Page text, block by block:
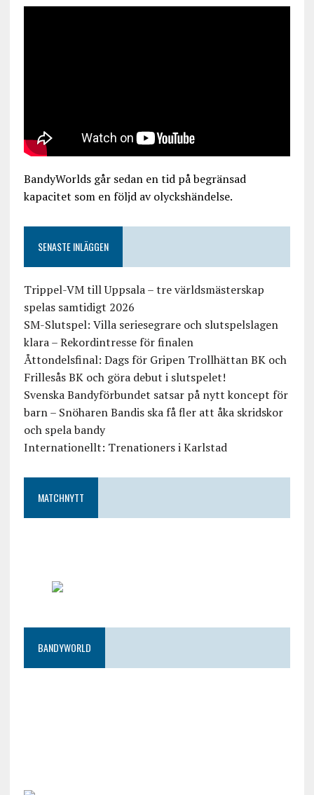
BandyWorlds går sedan en tid på begränsad
kapacitet som en följd av olyckshändelse.
SENASTE INLÄGGEN
Trippel-VM till Uppsala – tre världsmästerskap
spelas samtidigt 2026
SM-Slutspel: Villa seriesegrare och slutspelslagen
klara – Rekordintresse för finalen
Åttondelsfinal: Dags för Gripen Trollhättan BK och
Frillesås BK och göra debut i slutspelet!
Svenska Bandyförbundet satsar på nytt koncept för
barn – Snöharen Bandis ska få fler att åka skridskor
och spela bandy
Internationellt: Trenationers i Karlstad
MATCHNYTT
BANDYWORLD